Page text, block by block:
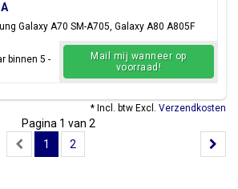
Galaxy A70 SM-A705, Galaxy A80 A805F
binnen 5 -
Mail mij wanneer op
voorraad!
* Incl. btw Excl. Verzendkosten
Pagina 1 van 2
1
2